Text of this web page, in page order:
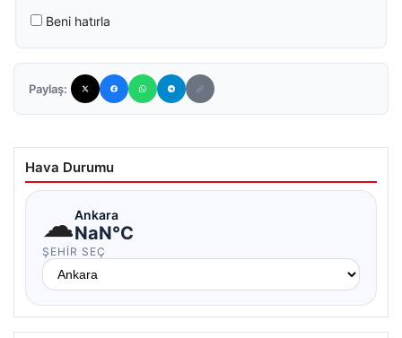
Beni hatırla
Paylaş:
Hava Durumu
☁Ankara
NaN°C
ŞEHIR SEÇ